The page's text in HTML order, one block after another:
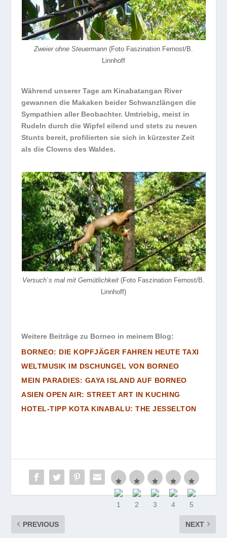
Zweier ohne Steuermann (Foto Faszination Fernost/B.
Linnhoff
Während unserer Tage am Kinabatangan River
gewannen die Makaken beider Schwanzlängen die
Sympathien aller Beobachter. Umtriebig, meist in
Rudeln durch die Wipfel eilend und stets zu neuen
Stunts bereit, profilierten sie sich in kürzester Zeit
als die Clowns des Waldes.
Versuch`s mal mit Gemütlichkeit (Foto Faszination Fernost/B.
Linnhoff)
Weitere Beiträge zu Borneo in meinem Blog:
BORNEO: DIE KOPFJÄGER FAHREN HEUTE TAXI
WELTMUSIK IM DSCHUNGEL VON BORNEO
MEIN PARADIES: GAYA ISLAND AUF BORNEO
ASIEN OPEN AIR: STREET ART IN KUCHING
HOTEL-TIPP KOTA KINABALU: THE JESSELTON
PREVIOUS NEXT